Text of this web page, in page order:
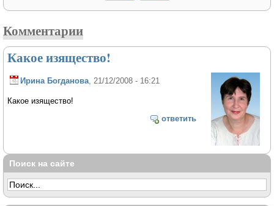
Комментарии
Какое изящество!
Ирина Богданова, 21/12/2008 - 16:21
Какое изящество!
ответить
Поиск на сайте